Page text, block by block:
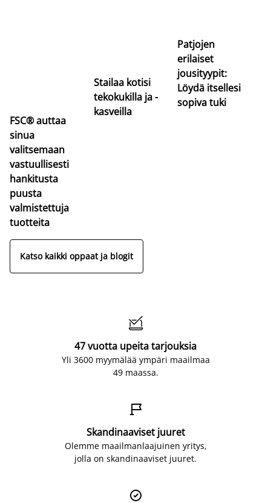
FSC® auttaa
sinua
valitsemaan
vastuullisesti
hankitusta
puusta
valmistettuja
tuotteita
Stailaa kotisi
tekokukilla ja -
kasveilla
Patjojen
erilaiset
jousityypit:
Löydä itsellesi
sopiva tuki
Katso kaikki oppaat ja blogit

47 vuotta upeita tarjouksia
Yli 3600 myymälää ympäri maailmaa
49 maassa.

Skandinaaviset juuret
Olemme maailmanlaajuinen yritys,
jolla on skandinaaviset juuret.
